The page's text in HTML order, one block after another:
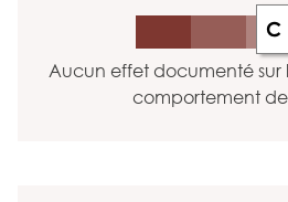
C
Aucun effet documenté sur
comportement